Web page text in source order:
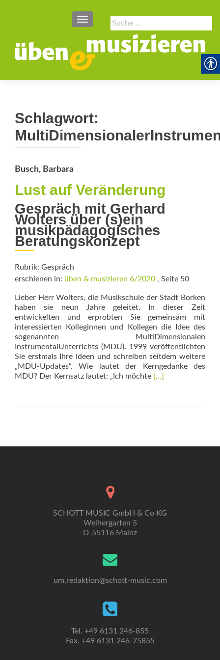
Suche
nach:
SCHALTE NAVIGATION
Schlagwort:
Busch, Barbara
Lust auf Veränderung
Gespräch mit Gerhard
Wolters über (s)ein
musikpädagogisches
Beratungskonzept
Rubrik: Gespräch
erschienen in: üben & musizieren 6/2020 , Seite 50
Lieber Herr Wolters, die Musikschule der Stadt Borken
haben sie neun Jahre geleitet. In dieser Zeit
entwickelten und erprobten Sie gemeinsam mit
interessierten Kolleginnen und Kollegen die Idee des
sogenannten MultiDimensionalen
InstrumentalUnterrichts (MDU). 1999 veröffentlichten
Sie erstmals Ihre Ideen und schreiben seitdem weitere
„MDU-Updates“. Wie lautet der Kerngedanke des
MDU? Der Kernsatz lautet: „Ich möchte Read
[…]
SCHOTT MUSIC GmbH & Co KG
Weihergarten 5
D-55116 Mainz
um.redaktion@schott-music.com
Tel. +49 6131 246-855
Fax. +49 6131 246-75855